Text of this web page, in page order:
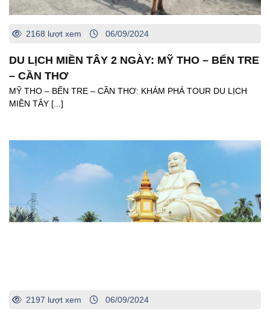
2168 lượt xem 06/09/2024
DU LỊCH MIỀN TÂY 2 NGÀY: MỸ THO – BẾN TRE
– CẦN THƠ
MỸ THO – BẾN TRE – CẦN THƠ: KHÁM PHÁ TOUR DU LỊCH
MIỀN TÂY [...]
2197 lượt xem 06/09/2024